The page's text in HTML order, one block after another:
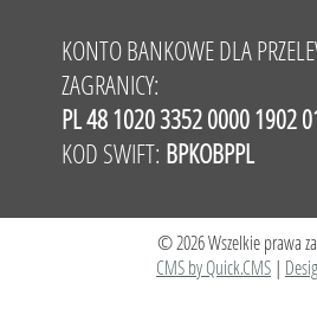
KONTO BANKOWE DLA
ZAGRANICY:
PL 48 1020 3352 0000 1902
KOD SWIFT: BPKOBPPL
© 2026 Wszelkie prawa
CMS by Quick.CMS |